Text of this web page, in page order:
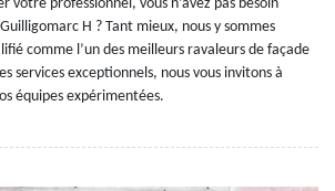
votre professionnel, vous n’avez pas besoin
H ? Tant mieux, nous y sommes
comme l’un des meilleurs ravaleurs de façade
services exceptionnels, nous vous invitons à
équipes expérimentées.